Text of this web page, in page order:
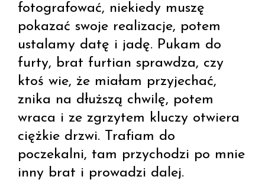
fotografować, niekiedy muszę
pokazać swoje realizacje, potem
ustalamy datę i jadę. Pukam do
furty, brat furtian sprawdza, czy
ktoś wie, że miałam przyjechać,
znika na dłuższą chwilę, potem
wraca i ze zgrzytem kluczy otwiera
ciężkie drzwi. Trafiam do
poczekalni, tam przychodzi po mnie
inny brat i prowadzi dalej.